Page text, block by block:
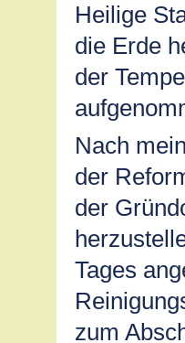
Heilige
die Erde
der
Nach
der
der
Tages
zum